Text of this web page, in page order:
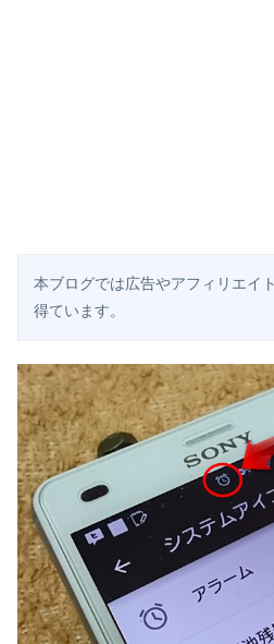
本ブログでは広告やアフィリエイ
得ています。